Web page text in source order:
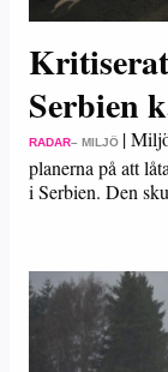
Serbien
RADAR– MILJÖ |
planerna på att
i Serbien. Den